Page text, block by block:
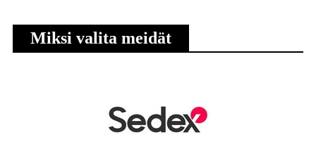
Miksi valita meidät